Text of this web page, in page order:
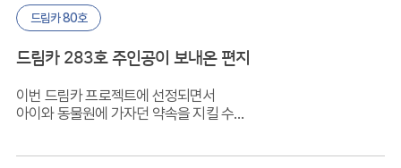
드림카 80호
드림카 283호 주인공이 보내온 편지
이번 드림카 프로젝트에 선정되면서
아이와 동물원에 가자던 약속을 지킬 수가